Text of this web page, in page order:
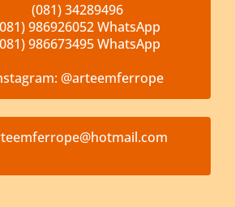
(081) 34289496
986926052 WhatsApp
986673495 WhatsApp
@arteemferrope
rrope@hotmail.com